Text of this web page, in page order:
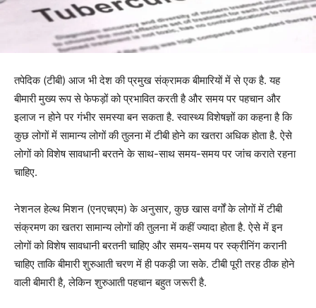
तपेदिक (टीबी) आज भी देश की प्रमुख संक्रामक बीमारियों में से एक है. यह
बीमारी मुख्य रूप से फेफड़ों को प्रभावित करती है और समय पर पहचान और
इलाज न होने पर गंभीर समस्या बन सकता है. स्वास्थ्य विशेषज्ञों का कहना है कि
कुछ लोगों में सामान्य लोगों की तुलना में टीबी होने का खतरा अधिक होता है. ऐसे
लोगों को विशेष सावधानी बरतने के साथ-साथ समय-समय पर जांच कराते रहना
चाहिए.
नेशनल हेल्थ मिशन (एनएचएम) के अनुसार, कुछ खास वर्गों के लोगों में टीबी
संक्रमण का खतरा सामान्य लोगों की तुलना में कहीं ज्यादा होता है. ऐसे में इन
लोगों को विशेष सावधानी बरतनी चाहिए और समय-समय पर स्क्रीनिंग करानी
चाहिए ताकि बीमारी शुरुआती चरण में ही पकड़ी जा सके. टीबी पूरी तरह ठीक होने
वाली बीमारी है, लेकिन शुरुआती पहचान बहुत जरूरी है.